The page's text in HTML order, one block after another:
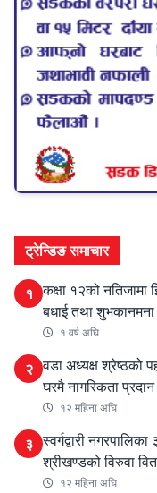
ट्रेन्डिङ समाचार
१ कक्षा १२को नतिजामा
बधाई तथा शुभकानमना
१ वर्ष अघि
२ वडा अध्यक्ष श्रेष्ठको
घरमै नागरिकता प्रदान
१२ महिना अघि
३ स्वर्गद्वारी
श्रीखण्डको विरुवा
१२ महिना अघि